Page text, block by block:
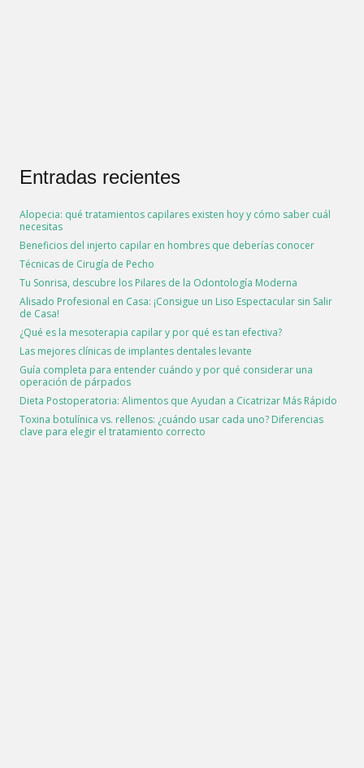
Entradas recientes
Alopecia: qué tratamientos capilares existen hoy y cómo saber cuál
necesitas
Beneficios del injerto capilar en hombres que deberías conocer
Técnicas de Cirugía de Pecho
Tu Sonrisa, descubre los Pilares de la Odontología Moderna
Alisado Profesional en Casa: ¡Consigue un Liso Espectacular sin Salir
de Casa!
¿Qué es la mesoterapia capilar y por qué es tan efectiva?
Las mejores clínicas de implantes dentales levante
Guía completa para entender cuándo y por qué considerar una
operación de párpados
Dieta Postoperatoria: Alimentos que Ayudan a Cicatrizar Más Rápido
Toxina botulínica vs. rellenos: ¿cuándo usar cada uno? Diferencias
clave para elegir el tratamiento correcto